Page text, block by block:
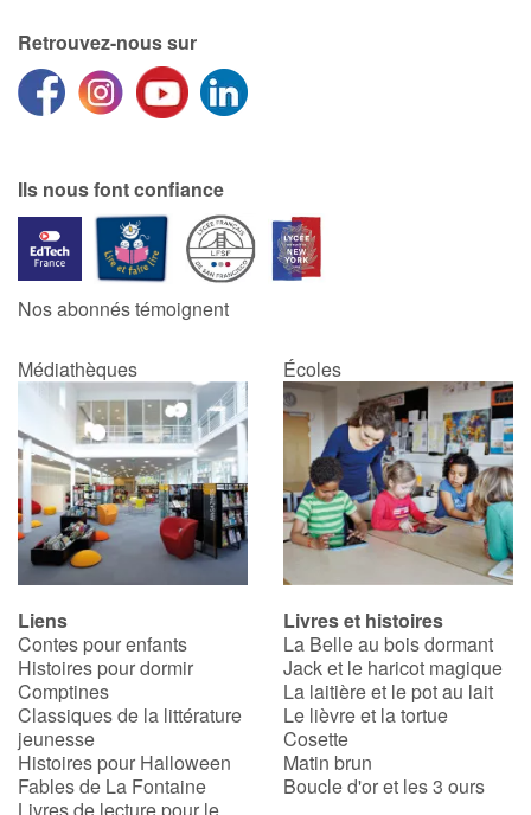
Retrouvez-nous sur
Ils nous font confiance
Nos abonnés témoignent
Médiathèques Écoles
Liens
Contes pour enfants
Histoires pour dormir
Comptines
Classiques de la littérature
jeunesse
Histoires pour Halloween
Fables de La Fontaine
Livres et histoires
La Belle au bois dormant
Jack et le haricot magique
La laitière et le pot au lait
Le lièvre et la tortue
Cosette
Matin brun
Boucle d'or et les 3 ours